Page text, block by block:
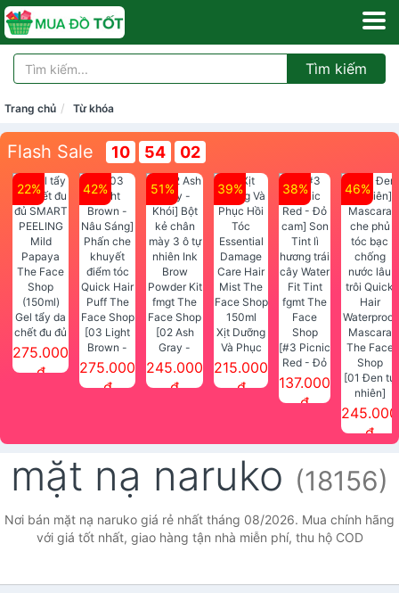
Tìm kiếm
Trang chủ Từ khóa
Flash Sale 10 54 01
22%
Gel tẩy da
chết đu đủ
SMART
PEELING
275.000
đ
42%
[03 Light
Brown -
Nâu Sáng]
Phấn che
275.000
đ
51%
[02 Ash
Gray -
Khói] Bột
kẻ chân
Face Shop
245.000
đ
39%
Xịt Dưỡng
Và Phục
Hồi Tóc
Essential
215.000
đ
38%
[#3 Picnic
Red - Đỏ
cam] Son
Face
Shop
137.000
đ
46%
[01 Đen tự
nhiên]
Mascara
che phủ
nước lâu
trôi Quick
Waterproof
Mascara
The Face
245.000
đ
mặt nạ naruko (18156)
Nơi bán mặt nạ naruko giá rẻ nhất tháng 08/2026. Mua chính hãng
với giá tốt nhất, giao hàng tận nhà miễn phí, thu hộ COD